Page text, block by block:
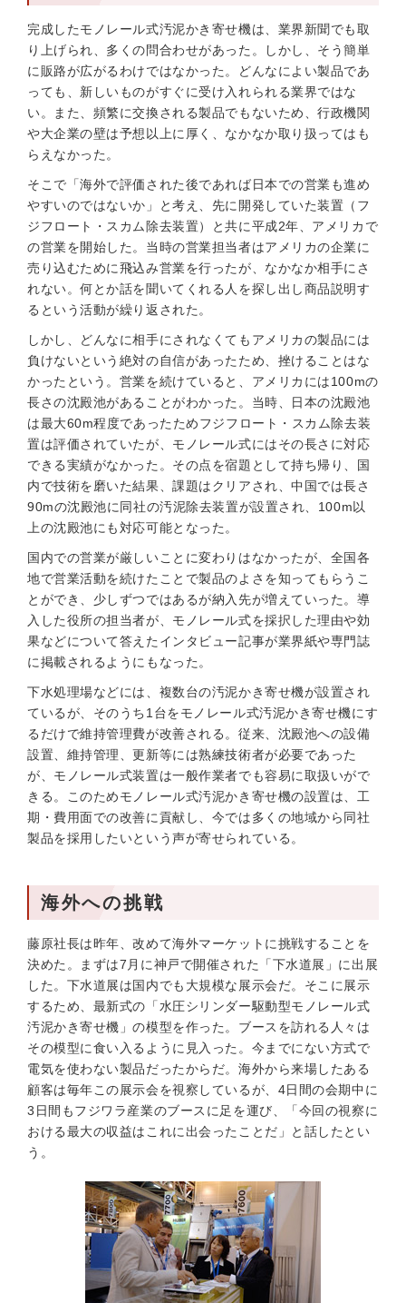
完成したモノレール式汚泥かき寄せ機は、業界新聞でも取
り上げられ、多くの問合わせがあった。しかし、そう簡単
に販路が広がるわけではなかった。どんなによい製品であ
っても、新しいものがすぐに受け入れられる業界ではな
い。また、頻繁に交換される製品でもないため、行政機関
や大企業の壁は予想以上に厚く、なかなか取り扱ってはも
らえなかった。
そこで「海外で評価された後であれば日本での営業も進め
やすいのではないか」と考え、先に開発していた装置（フ
ジフロート・スカム除去装置）と共に平成2年、アメリカで
の営業を開始した。当時の営業担当者はアメリカの企業に
売り込むために飛込み営業を行ったが、なかなか相手にさ
れない。何とか話を聞いてくれる人を探し出し商品説明す
るという活動が繰り返された。
しかし、どんなに相手にされなくてもアメリカの製品には
負けないという絶対の自信があったため、挫けることはな
かったという。営業を続けていると、アメリカには100mの
長さの沈殿池があることがわかった。当時、日本の沈殿池
は最大60m程度であったためフジフロート・スカム除去装
置は評価されていたが、モノレール式にはその長さに対応
できる実績がなかった。その点を宿題として持ち帰り、国
内で技術を磨いた結果、課題はクリアされ、中国では長さ
90mの沈殿池に同社の汚泥除去装置が設置され、100m以
上の沈殿池にも対応可能となった。
国内での営業が厳しいことに変わりはなかったが、全国各
地で営業活動を続けたことで製品のよさを知ってもらうこ
とができ、少しずつではあるが納入先が増えていった。導
入した役所の担当者が、モノレール式を採択した理由や効
果などについて答えたインタビュー記事が業界紙や専門誌
に掲載されるようにもなった。
下水処理場などには、複数台の汚泥かき寄せ機が設置され
ているが、そのうち1台をモノレール式汚泥かき寄せ機にす
るだけで維持管理費が改善される。従来、沈殿池への設備
設置、維持管理、更新等には熟練技術者が必要であった
が、モノレール式装置は一般作業者でも容易に取扱いがで
きる。このためモノレール式汚泥かき寄せ機の設置は、工
期・費用面での改善に貢献し、今では多くの地域から同社
製品を採用したいという声が寄せられている。
海外への挑戦
藤原社長は昨年、改めて海外マーケットに挑戦することを
決めた。まずは7月に神戸で開催された「下水道展」に出展
した。下水道展は国内でも大規模な展示会だ。そこに展示
するため、最新式の「水圧シリンダー駆動型モノレール式
汚泥かき寄せ機」の模型を作った。ブースを訪れる人々は
その模型に食い入るように見入った。今までにない方式で
電気を使わない製品だったからだ。海外から来場したある
顧客は毎年この展示会を視察しているが、4日間の会期中に
3日間もフジワラ産業のブースに足を運び、「今回の視察に
おける最大の収益はこれに出会ったことだ」と話したとい
う。